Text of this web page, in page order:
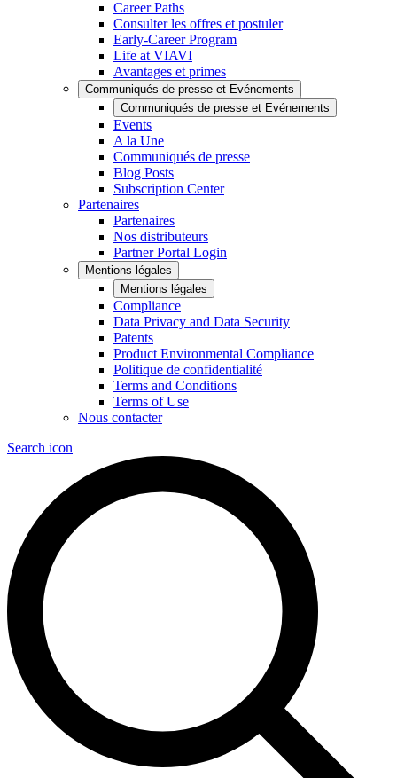
Career Paths
Consulter les offres et postuler
Early-Career Program
Life at VIAVI
Avantages et primes
Communiqués de presse et Evénements
Communiqués de presse et Evénements
Events
A la Une
Communiqués de presse
Blog Posts
Subscription Center
Partenaires
Partenaires
Nos distributeurs
Partner Portal Login
Mentions légales
Mentions légales
Compliance
Data Privacy and Data Security
Patents
Product Environmental Compliance
Politique de confidentialité
Terms and Conditions
Terms of Use
Nous contacter
Search icon